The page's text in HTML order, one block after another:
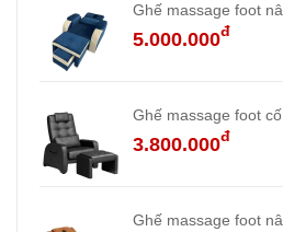
Ghế massage foot
5.000.000đ
Ghế massage foot
3.800.000đ
Ghế massage foot